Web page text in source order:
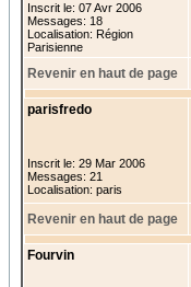
Inscrit le: 07 Avr 2006
Messages: 18
Localisation: Région
Parisienne
Revenir en haut de page
parisfredo
Inscrit le: 29 Mar 2006
Messages: 21
Localisation: paris
Revenir en haut de page
Fourvin